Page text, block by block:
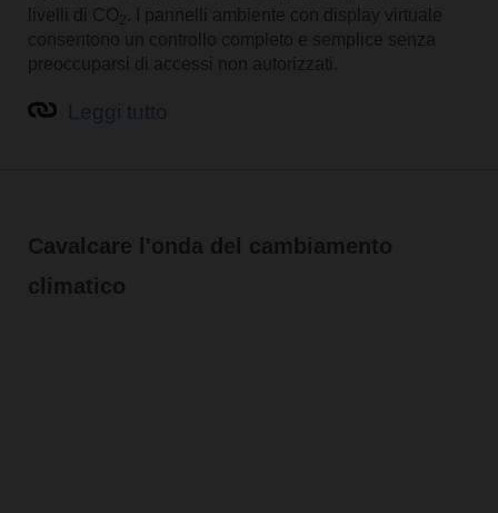
livelli di CO . I pannelli ambiente con display virtuale
consentono un controllo completo e semplice senza
preoccuparsi di accessi non autorizzati.
Cavalcare l'onda del cambiamento
climatico